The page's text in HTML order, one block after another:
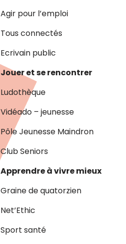
Agir pour l’emploi
Tous connectés
Ecrivain public
Jouer et se rencontrer
Ludothèque
Vidéado – jeunesse
Pôle Jeunesse Maindron
Club Seniors
Apprendre à vivre mieux
Graine de quatorzien
Net’Ethic
Sport santé